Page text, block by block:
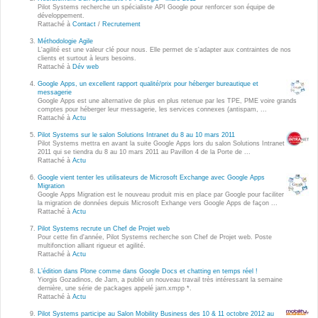
Webdesign - UX
DÉMARCHE DEVOPS
MÉTHODOLOGIE AGILE
TRANSFO DIGITALE
CONCEPTS
Prestations
Cas d'usages
CLOUD BROKER
Business model
Wordpress
CLOUD
Chef
CloudStack
OpenStack
Xen Project
RÉFÉRENCES
Application collaborative
eSanté
Pilot Systems recherche un spécialiste API Google pour renforcer son équipe de
développement.
Rattaché à Contact / Recrutement
Méthodologie Agile
L'agilité est une valeur clé pour nous. Elle permet de s'adapter aux contraintes de nos
clients et surtout à leurs besoins.
Rattaché à Dév web
Google Apps, un excellent rapport qualité/prix pour héberger bureautique et
messagerie
Google Apps est une alternative de plus en plus retenue par les TPE, PME voire grands
comptes pour héberger leur messagerie, les services connexes (antispam, ...
Rattaché à Actu
Pilot Systems sur le salon Solutions Intranet du 8 au 10 mars 2011
Pilot Systems mettra en avant la suite Google Apps lors du salon Solutions Intranet
2011 qui se tiendra du 8 au 10 mars 2011 au Pavillon 4 de la Porte de ...
Rattaché à Actu
Google vient tenter les utilisateurs de Microsoft Exchange avec Google Apps
Migration
Google Apps Migration est le nouveau produit mis en place par Google pour faciliter
la migration de données depuis Microsoft Exhange vers Google Apps de façon ...
Rattaché à Actu
Pilot Systems recrute un Chef de Projet web
Pour cette fin d'année, Pilot Systems recherche son Chef de Projet web. Poste
multifonction alliant rigueur et agilité.
Rattaché à Actu
L’édition dans Plone comme dans Google Docs et chatting en temps réel !
Yiorgis Gozadinos, de Jarn, a publié un nouveau travail très intéressant la semaine
dernière, une série de packages appelé jarn.xmpp *.
Rattaché à Actu
Pilot Systems participe au Salon Mobility Business des 10 & 11 octobre 2012 au